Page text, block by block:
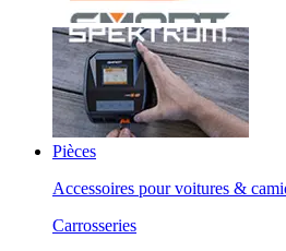
Pièces
Accessoires pour voitures &
Carrosseries